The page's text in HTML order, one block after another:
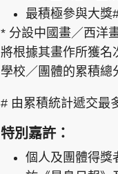
最積極參與大獎
* 分設中國畫／西洋
將根據其畫作所獲名
學校／團體的累積總
# 由累積統計遞交最
特別嘉許：
個人及團體得獎